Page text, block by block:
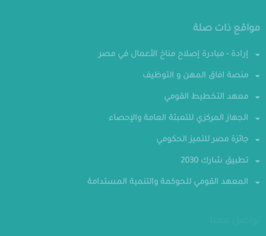
مواقع ذات صلة
إرادة - مبادرة إصلاح مناخ الأعمال في مصر
معهد التخطيط القومي
الجهاز المركزي للتعبئة العامة والإحصاء
جائزة مصر للتميز الحكومي
المعهد القومي للحوكمة والتنمية المستدامة